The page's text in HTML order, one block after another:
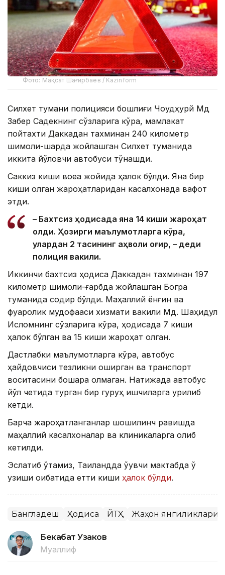
Фото: Мақсат Шағирбаев / Kazinform
Силхет тумани полицияси бошлиғи Чоудҳурй Мд
Забер Садекнинг сўзларига кўра, мамлакат
пойтахти Даккадан тахминан 240 километр
шимоли-шарқда жойлашган Силхет туманида
иккита йўловчи автобуси тўқнашди.
Саккиз киши воқеа жойида ҳалок бўлди. Яна бир
киши олган жароҳатларидан касалхонада вафот
этди.
– Бахтсиз ҳодисада яна 14 киши жароҳат
олди. Ҳозирги маълумотларга кўра,
улардан 2 тасининг аҳволи оғир, – деди
полиция вакили.
Иккинчи бахтсиз ҳодиса Даккадан тахминан 197
километр шимоли-ғарбда жойлашган Богра
туманида содир бўлди. Маҳаллий ёнғин ва
фуқаролик мудофааси хизмати вакили Мд. Шаҳидул
Исломнинг сўзларига кўра, ҳодисада 7 киши
ҳалок бўлган ва 15 киши жароҳат олган.
Дастлабки маълумотларга кўра, автобус
ҳайдовчиси тезликни оширган ва транспорт
воситасини бошқара олмаган. Натижада автобус
йўл четида турган бир гуруҳ ишчиларга урилиб
кетди.
Барча жароҳатланганлар шошилинч равишда
маҳаллий касалхоналар ва клиникаларга олиб
кетилди.
Эслатиб ўтамиз, Таиландда ўқувчи мактабда ўқ
узиши оқибатида етти киши ҳалок бўлди.
Бангладеш Ҳодиса ЙТҲ Жаҳон янгиликлари
Бекабат Узаков
Муаллиф